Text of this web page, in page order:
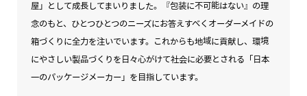
屋」として成長してまいりました。『包装に不可能はない』の理
念のもと、ひとつひとつのニーズにお答えすべくオーダーメイドの
箱づくりに全力を注いでいます。これからも地域に貢献し、環境
にやさしい製品づくりを日々心がけて社会に必要とされる「日本
一のパッケージメーカー」を目指しています。